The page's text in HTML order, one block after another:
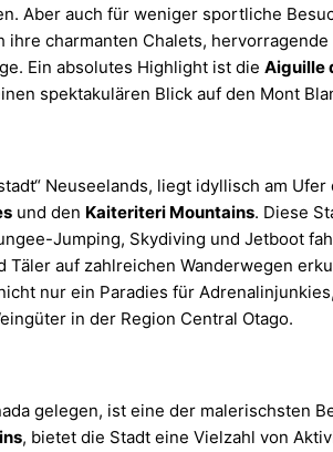
Aber auch für weniger sportliche
charmanten Chalets,
Ein absolutes Highlight ist die Aiguille
spektakulären Blick auf den Mont
Neuseelands, liegt idyllisch am Ufer
und den Kaiteriteri Mountains. Diese
Jumping, Skydiving und Jetboot
Täler auf zahlreichen Wanderwegen
nur ein Paradies für
in der Region Central Otago.
gelegen, ist eine der malerischsten
, bietet die Stadt eine Vielzahl von